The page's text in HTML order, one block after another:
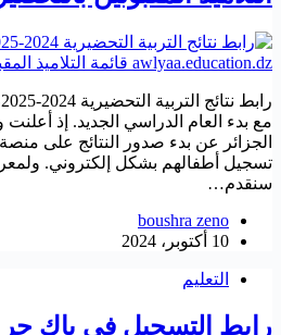
مع بدء العام الدراسي الجديد. إذ أعلنت
الجزائر عن بدء صدور النتائج على
تسجيل أطفالهم بشكل إلكتروني.
سنقدم…
boushra zeno
10 أكتوبر، 2024
التعليم